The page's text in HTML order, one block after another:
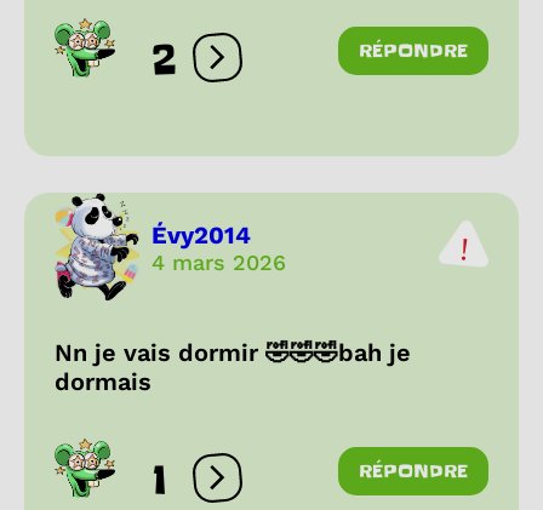
2 Ouvrir les réactions
RÉPONDRE
Évy2014
4 mars 2026
Nn je vais dormir 🤣🤣🤣bah je
dormais
1 Ouvrir les réactions
RÉPONDRE